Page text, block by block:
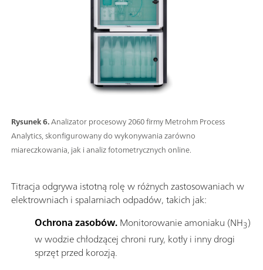
Rysunek 6.Analizator procesowy 2060 firmy Metrohm Process
Analytics, skonfigurowany do wykonywania zarówno
miareczkowania, jak i analiz fotometrycznych online.
Titracja odgrywa istotną rolę w różnych zastosowaniach w
elektrowniach i spalarniach odpadów, takich jak:
Ochrona zasobów.Monitorowanie amoniaku (NH3)
w wodzie chłodzącej chroni rury, kotły i inny drogi
sprzęt przed korozją.